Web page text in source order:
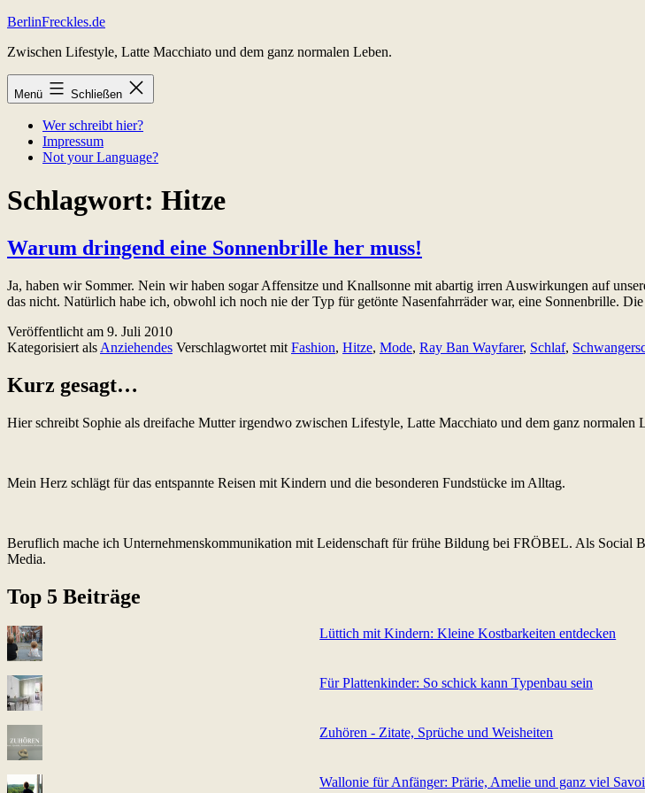
Zum
springen
BerlinFreckles.de
Zwischen Lifestyle, Latte Macchiato und dem ganz normalen Leben.
Menü Schließen
Wer schreibt hier?
Impressum
Not your Language?
Schlagwort: Hitze
Warum dringend eine Sonnenbrille her muss!
Ja, haben wir Sommer. Nein wir haben sogar Affensitze und Knallsonne mit abartig irren Auswirkungen auf
das nicht. Natürlich habe ich, obwohl ich noch nie der Typ für getönte Nasenfahrräder war, eine Sonnenbrille.
Veröffentlicht am 9. Juli 2010
Kategorisiert als Anziehendes Verschlagwortet mit Fashion, Hitze, Mode, Ray Ban Wayfarer, Schlaf,
Kurz gesagt…
Hier schreibt Sophie als dreifache Mutter irgendwo zwischen Lifestyle, Latte Macchiato und dem ganz normalen
Mein Herz schlägt für das entspannte Reisen mit Kindern und die besonderen Fundstücke im Alltag.
Beruflich mache ich Unternehmenskommunikation mit Leidenschaft für frühe Bildung bei FRÖBEL. Als Social
Media.
Top 5 Beiträge
Lüttich mit Kindern: Kleine Kostbarkeiten entdecken
Für Plattenkinder: So schick kann Typenbau sein
Zuhören - Zitate, Sprüche und Weisheiten
Wallonie für Anfänger: Prärie, Amelie und ganz viel